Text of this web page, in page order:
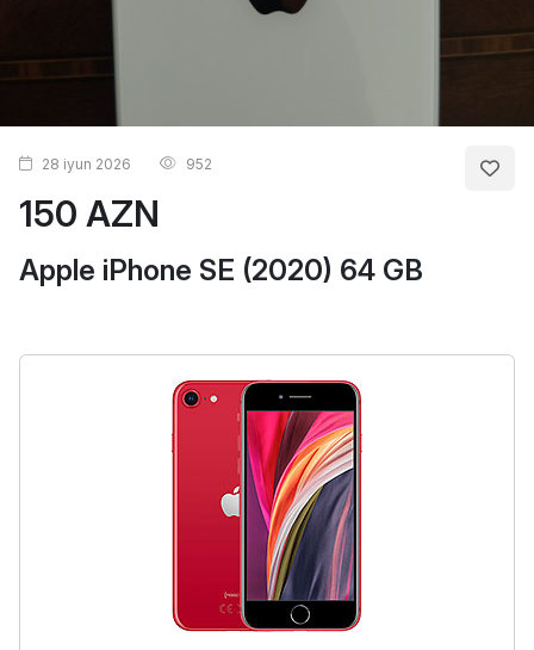
150 AZN
Apple iPhone SE (2020) 64 GB
28 iyun 2026 952